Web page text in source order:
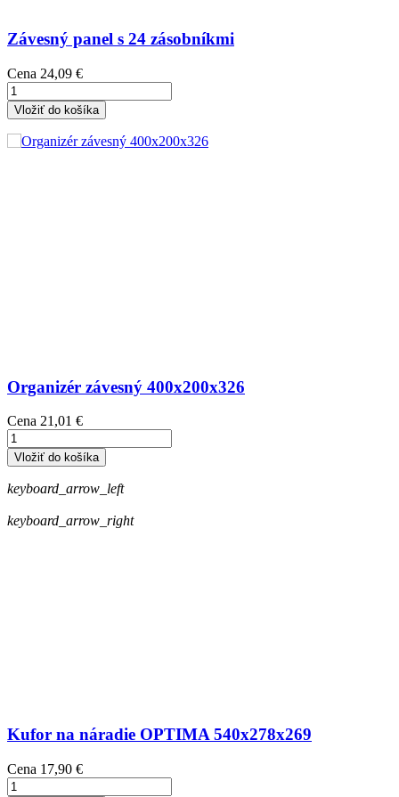
Závesný panel s 24 zásobníkmi
Cena 24,09 €
Vložiť do košíka
Organizér závesný 400x200x326
Cena 21,01 €
Vložiť do košíka
keyboard_arrow_left
keyboard_arrow_right
Kufor na náradie OPTIMA 540x278x269
Cena 17,90 €